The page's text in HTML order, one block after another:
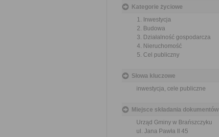
Kategorie życiowe
Inwestycja
Budowa
Działalność gospodarcza
Nieruchomość
Cel publiczny
Słowa kluczowe
inwestycja, cele publiczne
Miejsce składania dokumentów
Urząd Gminy w Brańszczyku
ul. Jana Pawła II 45